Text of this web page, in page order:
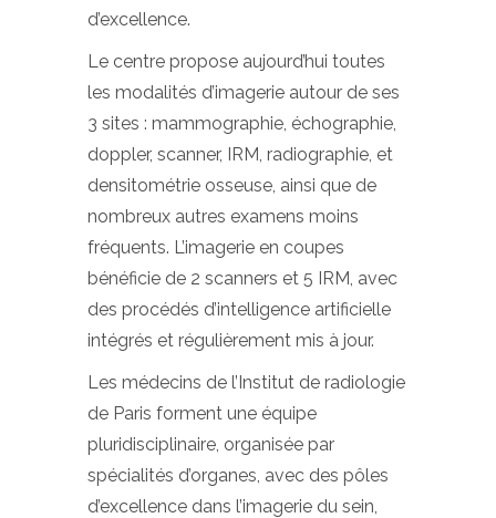
d’excellence.
Le centre propose aujourd’hui toutes
les modalités d’imagerie autour de ses
3 sites : mammographie, échographie,
doppler, scanner, IRM, radiographie, et
densitométrie osseuse, ainsi que de
nombreux autres examens moins
fréquents. L’imagerie en coupes
bénéficie de 2 scanners et 5 IRM, avec
des procédés d’intelligence artificielle
intégrés et régulièrement mis à jour.
Les médecins de l’Institut de radiologie
de Paris forment une équipe
pluridisciplinaire, organisée par
spécialités d’organes, avec des pôles
d’excellence dans l’imagerie du sein,